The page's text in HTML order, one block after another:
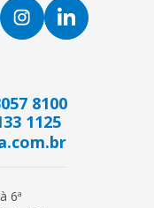
8100
1125
6ª